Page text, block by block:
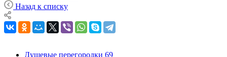
Назад к списку
Душевые перегородки 69